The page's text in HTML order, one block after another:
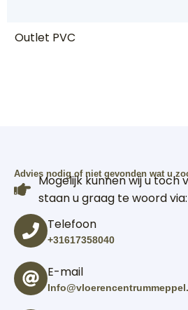
Outlet PVC
Advies nodig of niet gevonden wat u
Mogelijk kunnen wij u toch
staan u graag te woord via:
Telefoon
+31617358040
E-mail